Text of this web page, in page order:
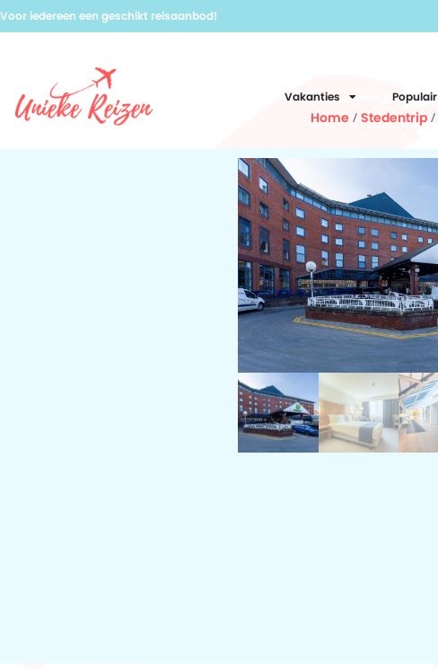
Voor iedereen een geschikt reisaanbod!
Vakanties Populair
Home / Stedentrip/